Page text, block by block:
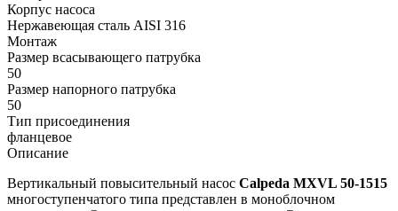
Корпус насоса
Нержавеющая сталь AISI 316
Монтаж
Размер всасывающего патрубка
50
Размер напорного патрубка
50
Тип присоединения
фланцевое
Описание
Вертикальный повысительный насос Calpeda MXVL 50-1515
многоступенчатого типа представлен в моноблочном